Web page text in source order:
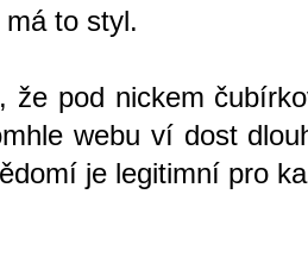
to styl.
že pod nickem
webu ví dost
je legitimní pro